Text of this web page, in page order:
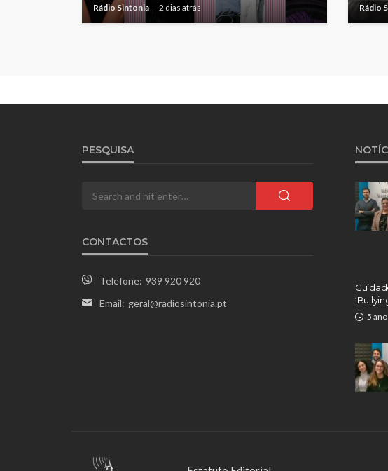
Rádio Sintonia 2 dias atrás Rádio
PESQUISA
CONTACTOS
Telefone: 939 920 920
Email: geral@radiosintonia.pt
5